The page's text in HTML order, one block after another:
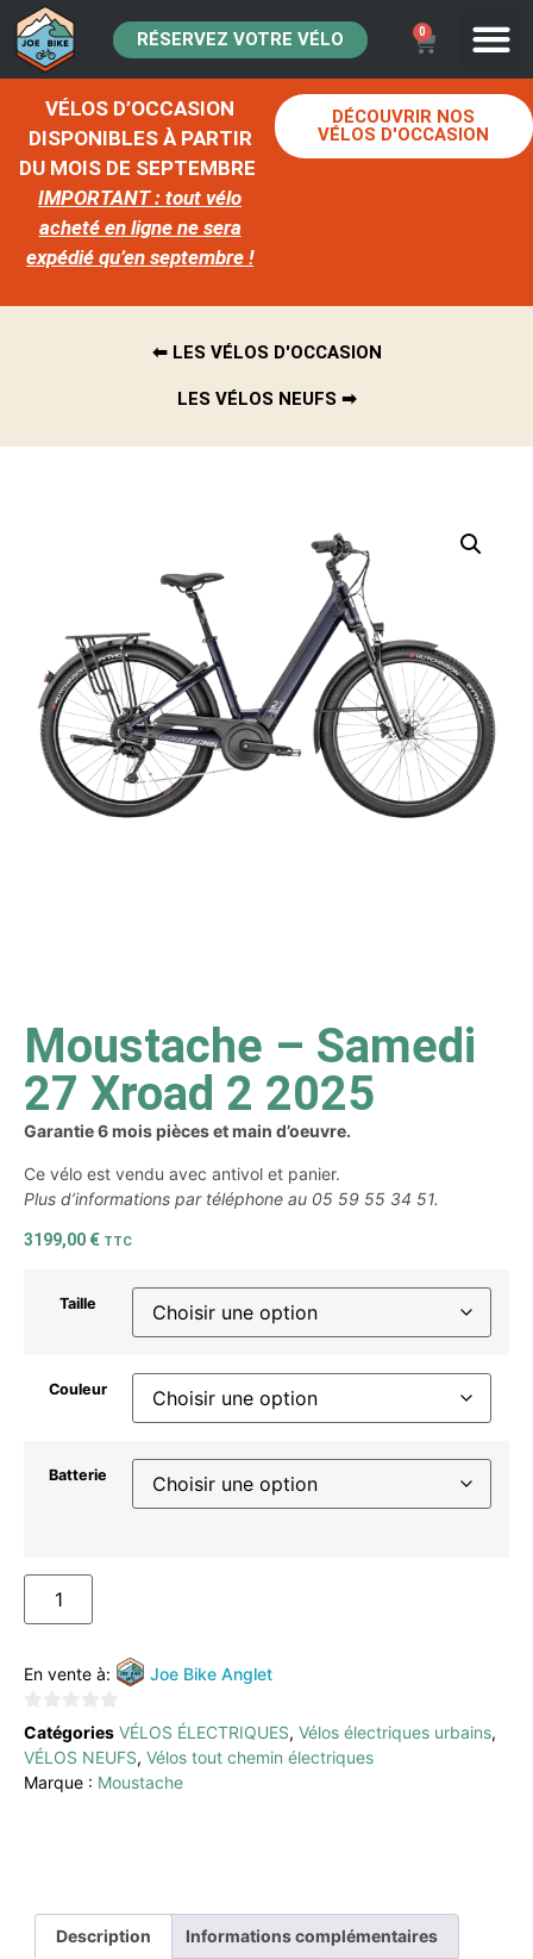
0
RÉSERVEZ VOTRE VÉLO
VÉLOS D’OCCASION
DISPONIBLES À PARTIR
DU MOIS DE SEPTEMBRE
IMPORTANT : tout vélo
acheté en ligne ne sera
expédié qu’en septembre !
DÉCOUVRIR NOS
VÉLOS D'OCCASION
⬅︎ LES VÉLOS D'OCCASION
LES VÉLOS NEUFS ➡︎
Moustache – Samedi
27 Xroad 2 2025
Garantie 6 mois pièces et main d’oeuvre.
Ce vélo est vendu avec antivol et panier.
Plus d’informations par téléphone au 05 59 55 34 51.
3199,00 € TTC
Taille
Couleur
Batterie
En vente à: Joe Bike Anglet
0
sur
5
Catégories VÉLOS ÉLECTRIQUES, Vélos électriques urbains,
VÉLOS NEUFS, Vélos tout chemin électriques
Marque : Moustache
Description Informations complémentaires